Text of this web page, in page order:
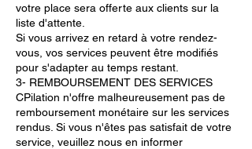
votre place sera offerte aux clients sur la
liste d'attente.
Si vous arrivez en retard à votre rendez-
vous, vos services peuvent être modifiés
pour s'adapter au temps restant.
3- REMBOURSEMENT DES SERVICES
CPilation n'offre malheureusement pas de
remboursement monétaire sur les services
rendus. Si vous n'êtes pas satisfait de votre
service, veuillez nous en informer